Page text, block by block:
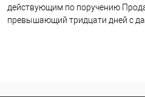
действующим по поручению
превышающий тридцати дней с